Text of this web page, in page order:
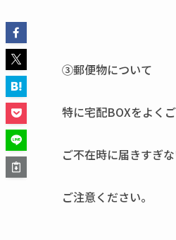
③郵便物について
特に宅配BOXをよく
ご不在時に届きすぎ
ご注意ください。